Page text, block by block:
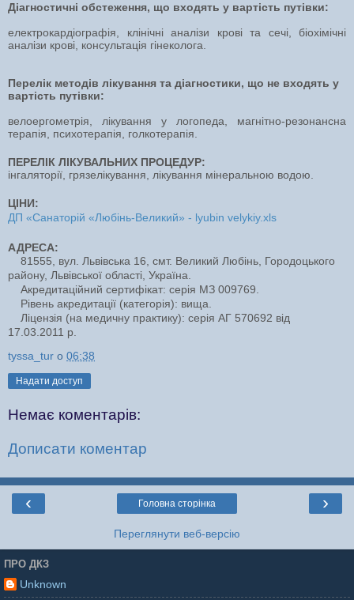
Діагностичні обстеження, що входять у вартість путівки:
електрокардіографія, клінічні аналізи крові та сечі, біохімічні
аналізи крові, консультація гінеколога.
Перелік методів лікування та діагностики, що не входять у
вартість путівки:
велоергометрія, лікування у логопеда, магнітно-резонансна
терапія, психотерапія, голкотерапія.
ПЕРЕЛІК ЛІКУВАЛЬНИХ ПРОЦЕДУР:
інгаляторії, грязелікування, лікування мінеральною водою.
ЦІНИ:
ДП «Санаторій «Любінь-Великий» - lyubin velykiy.xls
АДРЕСА:
81555, вул. Львівська 16, смт. Великий Любінь, Городоцького
району, Львівської області, Україна.
Акредитаційний сертифікат: серія МЗ 009769.
Рівень акредитації (категорія): вища.
Ліцензія (на медичну практику): серія АГ 570692 від
17.03.2011 р.
tyssa_tur о 06:38
Надати доступ
Немає коментарів:
Дописати коментар
‹ ›
Головна сторінка
Переглянути веб-версію
ПРО ДКЗ
Unknown